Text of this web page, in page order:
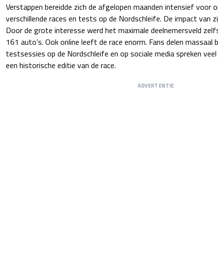
Verstappen bereidde zich de afgelopen maanden intensief voor
verschillende races en tests op de Nordschleife. De impact van
Door de grote interesse werd het maximale deelnemersveld
161 auto’s. Ook online leeft de race enorm. Fans delen massaal
testsessies op de Nordschleife en op sociale media spreken
een historische editie van de race.
ADVERTENTIE